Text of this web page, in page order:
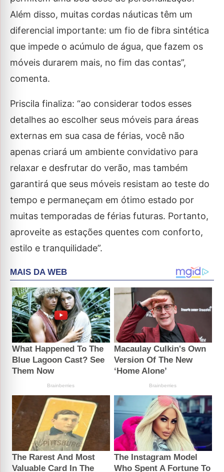
Além disso, muitas cordas náuticas têm um
diferencial importante: um fio de fibra sintética
que impede o acúmulo de água, que fazem os
móveis durarem mais, no fim das contas”,
comenta.
Priscila finaliza: “ao considerar todos esses
detalhes ao escolher seus móveis para áreas
externas em sua casa de férias, você não
apenas criará um ambiente convidativo para
relaxar e desfrutar do verão, mas também
garantirá que seus móveis resistam ao teste do
tempo e permaneçam em ótimo estado por
muitas temporadas de férias futuras. Portanto,
aproveite as estações quentes com conforto,
estilo e tranquilidade”.